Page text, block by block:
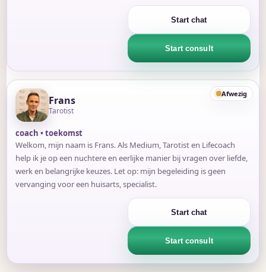
Start chat
Start consult
Afwezig
Frans
Tarotist
coach • toekomst
Welkom, mijn naam is Frans. Als Medium, Tarotist en Lifecoach
help ik je op een nuchtere en eerlijke manier bij vragen over liefde,
werk en belangrijke keuzes. Let op: mijn begeleiding is geen
vervanging voor een huisarts, specialist.
Start chat
Start consult